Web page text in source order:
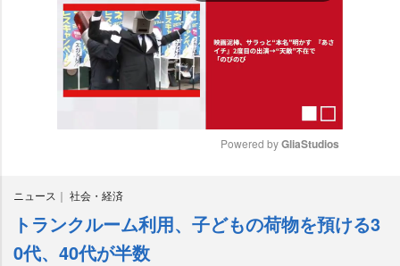
e
Powered by GliaStudios
ニュース 社会・経済
トランクルーム利用、子どもの荷物を預ける3
0代、40代が半数